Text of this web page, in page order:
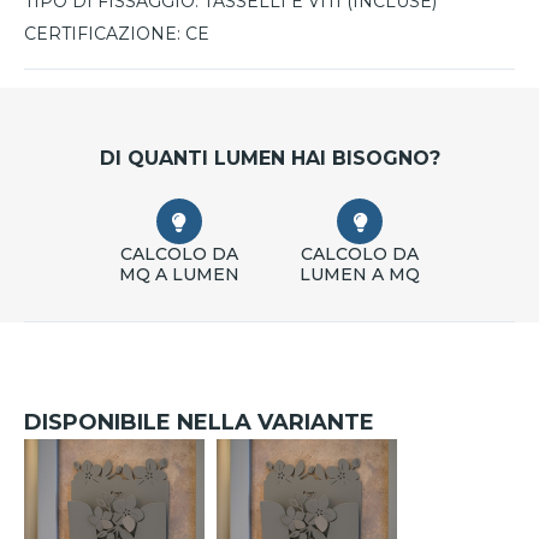
CERTIFICAZIONE: CE
DI QUANTI LUMEN HAI BISOGNO?
CALCOLO DA
MQ A LUMEN
CALCOLO DA
LUMEN A MQ
DISPONIBILE NELLA VARIANTE